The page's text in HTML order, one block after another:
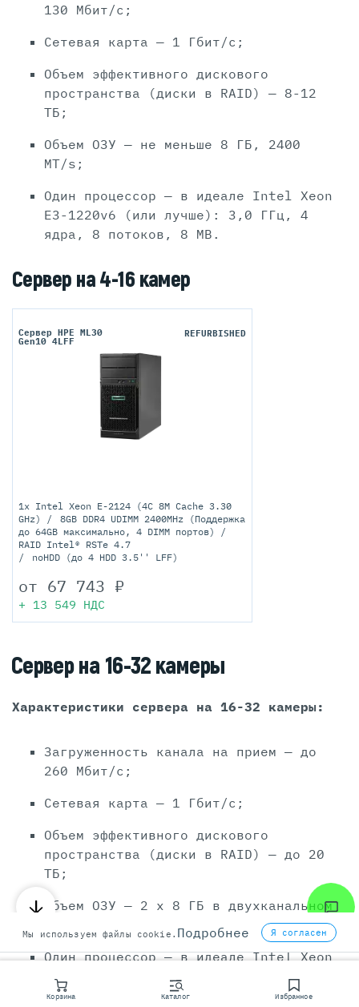
Корзина Каталог Избранное
130 Мбит/c;
Сетевая карта — 1 Гбит/c;
Объем эффективного дискового
пространства (диски в RAID) — 8-12
ТБ;
Объем ОЗУ — не меньше 8 ГБ, 2400
MT/s;
Один процессор — в идеале Intel Xeon
E3-1220v6 (или лучше): 3,0 ГГц, 4
ядра, 8 потоков, 8 MB.
Сервер на 4-16 камер
Сервер HPE ML30
Gen10 4LFF
REFURBISHED
1x Intel Xeon E-2124 (4C 8M Cache 3.30
GHz)
8GB DDR4 UDIMM 2400MHz (Поддержка
до 64GB максимально, 4 DIMM портов)
RAID Intel® RSTe 4.7
noHDD (до 4 HDD 3.5'' LFF)
от 67 743 ₽
+ 13 549 НДС
Сервер на 16-32 камеры
Характеристики сервера на 16-32 камеры:
Загруженность канала на прием — до
260 Мбит/c;
Сетевая карта — 1 Гбит/c;
Объем эффективного дискового
пространства (диски в RAID) — до 20
ТБ;
Объем ОЗУ — 2 x 8 ГБ в двухканальном
Один процессор — в идеале Intel Xeon
4110 Silver (или лучше): 2,1 ГГц, 8
ядер, 16 потоков, 11 МБ.
Мы используем файлы cookie. Подробнее Я согласен